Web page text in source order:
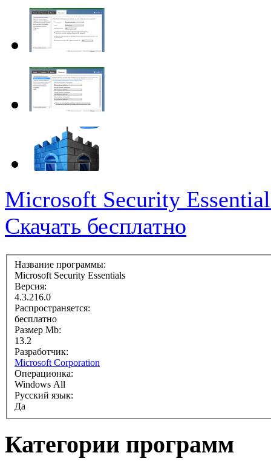
Microsoft Security
Скачать бесплатно
Название программы:
Microsoft Security Essentials
Версия:
4.3.216.0
Распространяется:
бесплатно
Размер Mb:
13.2
Разработчик:
Microsoft Corporation
Операционка:
Windows All
Русский язык:
Да
Категории программ